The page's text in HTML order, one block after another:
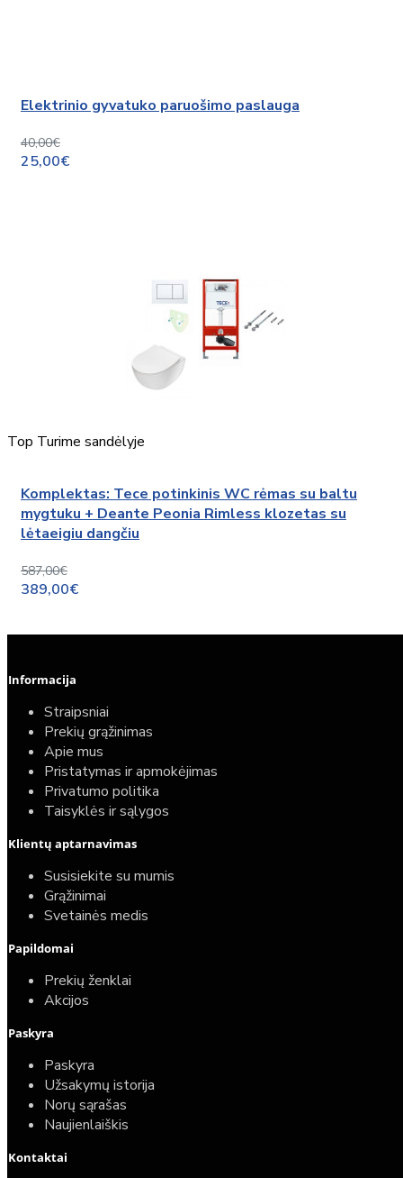
Elektrinio gyvatuko paruošimo paslauga
40,00€
25,00€
Top Turime sandėlyje
Komplektas: Tece potinkinis WC rėmas su baltu
mygtuku + Deante Peonia Rimless klozetas su
lėtaeigiu dangčiu
587,00€
389,00€
Informacija
Straipsniai
Prekių grąžinimas
Apie mus
Pristatymas ir apmokėjimas
Privatumo politika
Taisyklės ir sąlygos
Klientų aptarnavimas
Susisiekite su mumis
Grąžinimai
Svetainės medis
Papildomai
Prekių ženklai
Akcijos
Paskyra
Paskyra
Užsakymų istorija
Norų sąrašas
Naujienlaiškis
Kontaktai